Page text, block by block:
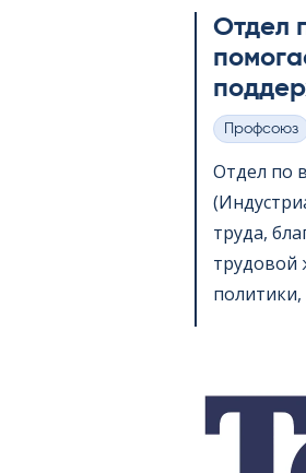
Отдел
Категории
Профсоюз
Отдел по
труда,
трудовой
политики,